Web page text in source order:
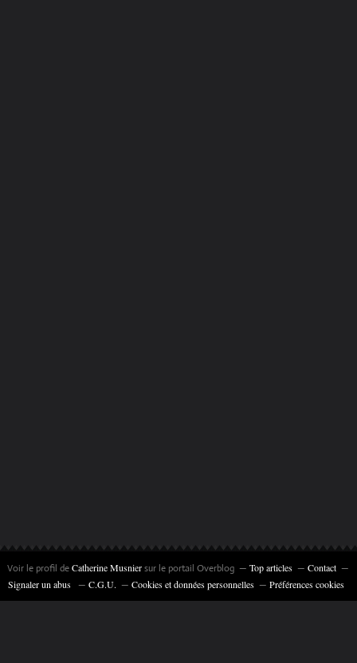
Voir le profil deCatherine Musniersur le portail Overblog Top articles
Contact
Signaler un abus
C.G.U. Cookies et données personnelles Préférences cookies